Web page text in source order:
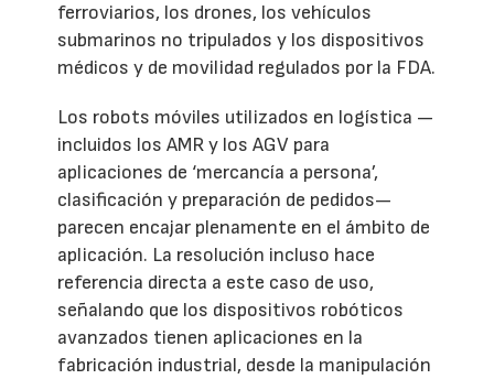
ferroviarios, los drones, los vehículos
submarinos no tripulados y los dispositivos
médicos y de movilidad regulados por la FDA.
Los robots móviles utilizados en logística —
incluidos los AMR y los AGV para
aplicaciones de ‘mercancía a persona’,
clasificación y preparación de pedidos—
parecen encajar plenamente en el ámbito de
aplicación. La resolución incluso hace
referencia directa a este caso de uso,
señalando que los dispositivos robóticos
avanzados tienen aplicaciones en la
fabricación industrial, desde la manipulación